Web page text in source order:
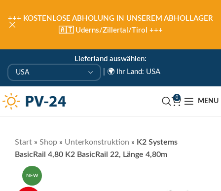
Lieferland auswählen:
🌍 Ihr Land: USA
0
MENU
Start » Shop » Unterkonstruktion » K2 Systems
BasicRail 4,80 K2 BasicRail 22, Länge 4,80m
NEW
+++ KOSTENLOSE ABHOLUNG IN UNSEREM ABHOLLAGER
🇦🇹 Uderns/Zillertal/Tirol +++